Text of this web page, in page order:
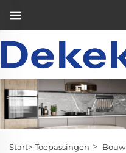
Start> Toepassingen > Bouw